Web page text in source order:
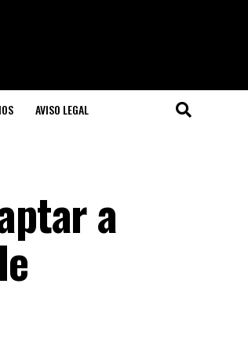
AVISO LEGAL
a